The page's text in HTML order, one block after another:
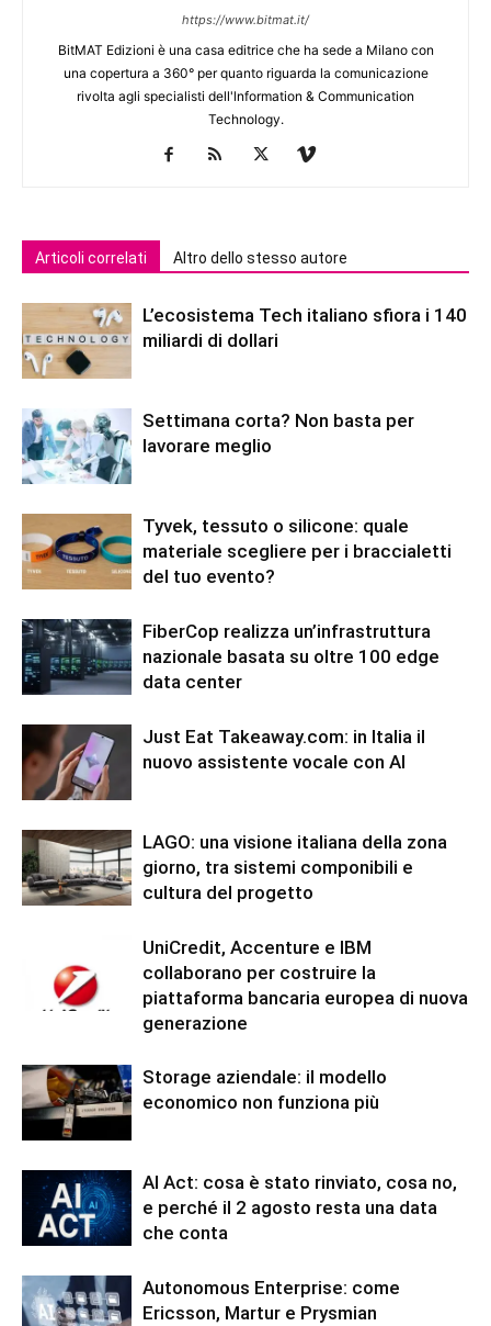
https://www.bitmat.it/
BitMAT Edizioni è una casa editrice che ha sede a Milano con
una copertura a 360° per quanto riguarda la comunicazione
rivolta agli specialisti dell'lnformation & Communication
Technology.
Articoli correlati Altro dello stesso autore
L’ecosistema Tech italiano sfiora i 140
miliardi di dollari
Settimana corta? Non basta per
lavorare meglio
Tyvek, tessuto o silicone: quale
materiale scegliere per i braccialetti
del tuo evento?
FiberCop realizza un’infrastruttura
nazionale basata su oltre 100 edge
data center
Just Eat Takeaway.com: in Italia il
nuovo assistente vocale con AI
LAGO: una visione italiana della zona
giorno, tra sistemi componibili e
cultura del progetto
UniCredit, Accenture e IBM
collaborano per costruire la
piattaforma bancaria europea di nuova
generazione
Storage aziendale: il modello
economico non funziona più
AI Act: cosa è stato rinviato, cosa no,
e perché il 2 agosto resta una data
che conta
Autonomous Enterprise: come
Ericsson, Martur e Prysmian